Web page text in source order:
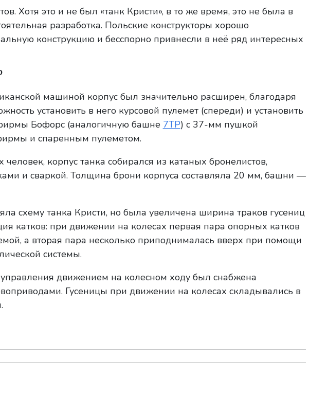
Хотя это и не был «танк Кристи», в то же время, это не была в
разработка. Польские конструкторы хорошо
конструкцию и бесспорно привнесли в неё ряд интересных
машиной корпус был значительно расширен, благодаря
установить в него курсовой пулемет (спереди) и установить
Бофорс (аналогичную башне 7TP) с 37-мм пушкой
и спаренным пулеметом.
корпус танка собирался из катаных бронелистов,
и сваркой. Толщина брони корпуса составляла 20 мм, башни —
схему танка Кристи, но была увеличена ширина траков гусениц
катков: при движении на колесах первая пара опорных катков
а вторая пара несколько приподнималась вверх при помощи
системы.
движением на колесном ходу был снабжена
Гусеницы при движении на колесах складывались в